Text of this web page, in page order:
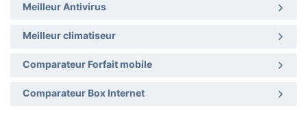
Meilleur Antivirus
Meilleur climatiseur
Comparateur Forfait mobile
Comparateur Box Internet